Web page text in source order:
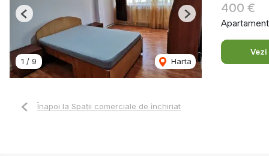
1 / 9 Harta
Previous Next
400 €
Înapoi la Spații comerciale de închiriat